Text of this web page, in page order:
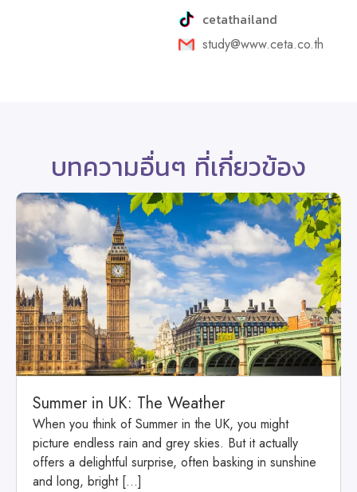
cetathailand
study@www.ceta.co.th
บทความอื่นๆ ที่เกี่ยวข้อง
Summer in UK: The Weather
When you think of Summer in the UK, you might
picture endless rain and grey skies. But it actually
offers a delightful surprise, often basking in sunshine
and long, bright […]